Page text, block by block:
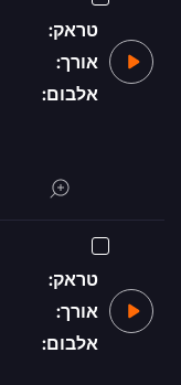
טראק:
אורך:
אלבום:
טראק:
אורך:
אלבום: